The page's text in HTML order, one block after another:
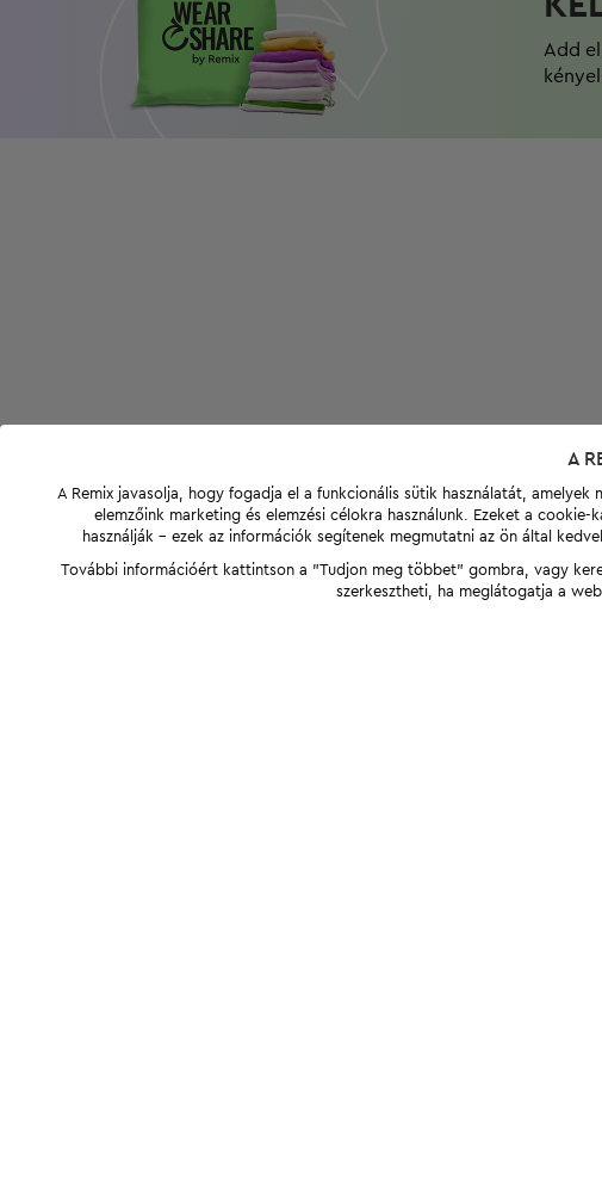
Add
A
A Remix javasolja, hogy fogadja el a funkcionális sütik használatát,
elemzőink marketing és elemzési célokra használunk. Ezeket a
használják - ezek az információk segítenek megmutatni az ön által
További információért kattintson a "Tudjon meg többet" gombra, vagy
szerkesztheti, ha meglátogatja a